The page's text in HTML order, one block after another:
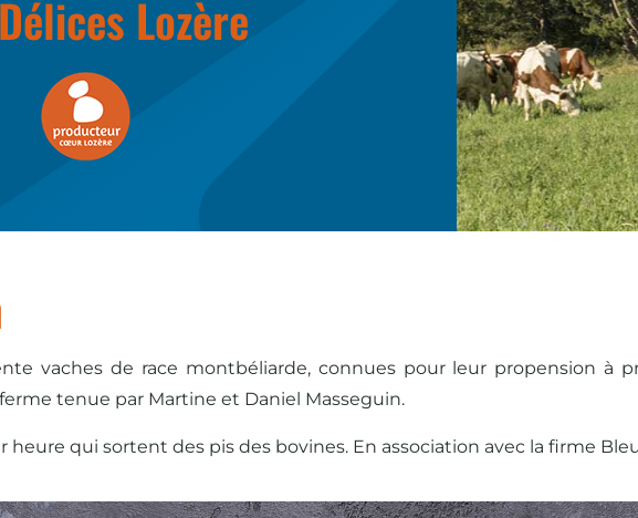
Lozère
vaches de race montbéliarde, connues pour leur propension à
tenue par Martine et Daniel Masseguin.
heure qui sortent des pis des bovines. En association avec la firme